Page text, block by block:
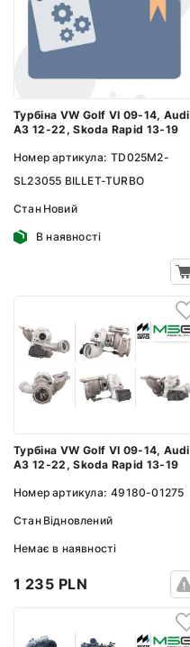
Турбіна VW Golf VI 09-14, Audi
A3 12-22, Skoda Rapid 13-19
Номер артикула: TD025M2-
SL23055 BILLET-TURBO
Стан Новий
В наявності
Турбіна VW Golf VI 09-14, Audi
A3 12-22, Skoda Rapid 13-19
Номер артикула: 49180-01275
Стан Відновлений
Немає в наявності
1 235 PLN